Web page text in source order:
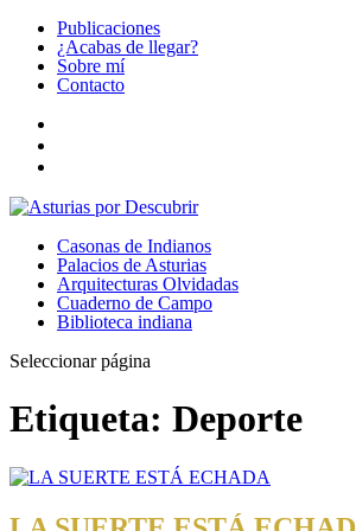
Publicaciones
¿Acabas de llegar?
Sobre mí
Contacto
Casonas de Indianos
Palacios de Asturias
Arquitecturas Olvidadas
Cuaderno de Campo
Biblioteca indiana
Seleccionar página
Etiqueta: Deporte